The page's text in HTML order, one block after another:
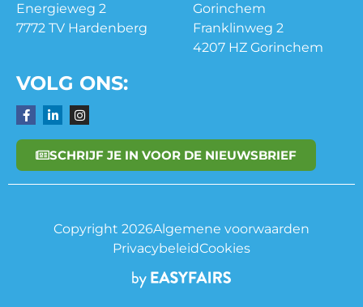
Energieweg 2
7772 TV Hardenberg
Gorinchem
Franklinweg 2
4207 HZ Gorinchem
VOLG ONS:
SCHRIJF JE IN VOOR DE NIEUWSBRIEF
Copyright 2026Algemene voorwaarden
PrivacybeleidCookies